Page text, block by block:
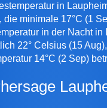
in
die minimale 17°C (1
in der Nacht in
22° Celsius (15
14°C (2 Sep)